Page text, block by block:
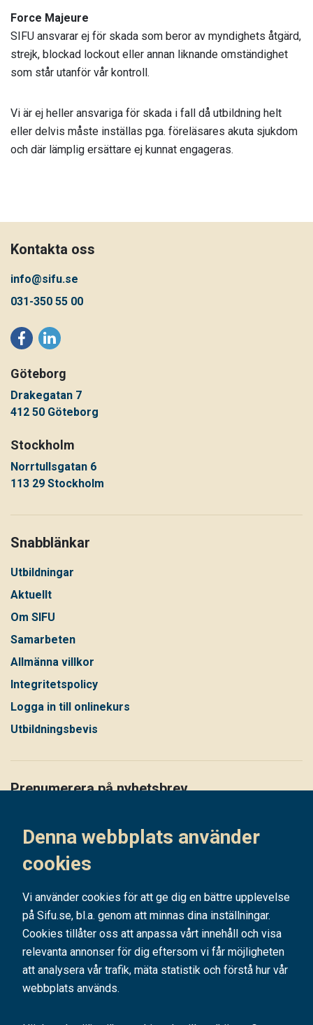
Denna webbplats använder
cookies
Vi använder cookies för att ge dig en bättre upplevelse
på Sifu.se, bl.a. genom att minnas dina inställningar.
Cookies tillåter oss att anpassa vårt innehåll och visa
relevanta annonser för dig eftersom vi får möjligheten
att analysera vår trafik, mäta statistik och förstå hur vår
webbplats används.
Force Majeure
SIFU ansvarar ej för skada som beror av myndighets åtgärd,
strejk, blockad lockout eller annan liknande omständighet
som står utanför vår kontroll.
Vi är ej heller ansvariga för skada i fall då utbildning helt
eller delvis måste inställas pga. föreläsares akuta sjukdom
och där lämplig ersättare ej kunnat engageras.
Kontakta oss
info@sifu.se
031-350 55 00
Göteborg
Drakegatan 7
412 50 Göteborg
Stockholm
Norrtullsgatan 6
113 29 Stockholm
Snabblänkar
Utbildningar
Aktuellt
Om SIFU
Samarbeten
Allmänna villkor
Integritetspolicy
Logga in till onlinekurs
Utbildningsbevis
Prenumerera på nyhetsbrev
Prenumerera